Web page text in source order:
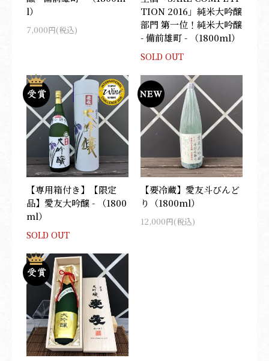
l）
7,000円(税込)
TION 2016」純米大吟醸
部門 第一位！純米大吟醸
- 備前雄町 - （1800ml）
SOLD OUT
【専用箱付き】【限定
品】愛友大吟醸 - （1800
ml）
SOLD OUT
【要冷蔵】愛友斗びんど
り（1800ml）
12,000円(税込)